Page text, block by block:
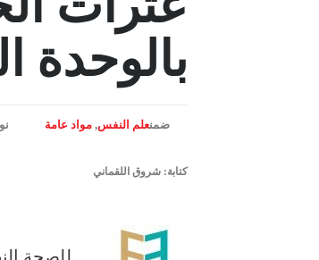
بالوحدة
ضمنعلم النفس, مواد عامة
كتابة: شروق اللقماني